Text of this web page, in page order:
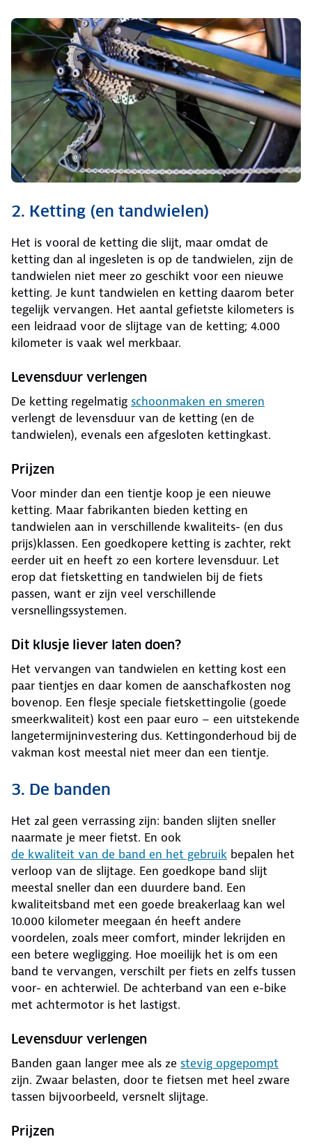
2. Ketting (en tandwielen)
Het is vooral de ketting die slijt, maar omdat de
ketting dan al ingesleten is op de tandwielen, zijn de
tandwielen niet meer zo geschikt voor een nieuwe
ketting. Je kunt tandwielen en ketting daarom beter
tegelijk vervangen. Het aantal gefietste kilometers is
een leidraad voor de slijtage van de ketting; 4.000
kilometer is vaak wel merkbaar.
Levensduur verlengen
De ketting regelmatig schoonmaken en smeren
verlengt de levensduur van de ketting (en de
tandwielen), evenals een afgesloten kettingkast.
Prijzen
Voor minder dan een tientje koop je een nieuwe
ketting. Maar fabrikanten bieden ketting en
tandwielen aan in verschillende kwaliteits- (en dus
prijs)klassen. Een goedkopere ketting is zachter, rekt
eerder uit en heeft zo een kortere levensduur. Let
erop dat fietsketting en tandwielen bij de fiets
passen, want er zijn veel verschillende
versnellingssystemen.
Dit klusje liever laten doen?
Het vervangen van tandwielen en ketting kost een
paar tientjes en daar komen de aanschafkosten nog
bovenop. Een flesje speciale fietskettingolie (goede
smeerkwaliteit) kost een paar euro – een uitstekende
langetermijninvestering dus. Kettingonderhoud bij de
vakman kost meestal niet meer dan een tientje.
3. De banden
Het zal geen verrassing zijn: banden slijten sneller
naarmate je meer fietst. En ook
de kwaliteit van de band en het gebruik bepalen het
verloop van de slijtage. Een goedkope band slijt
meestal sneller dan een duurdere band. Een
kwaliteitsband met een goede breakerlaag kan wel
10.000 kilometer meegaan én heeft andere
voordelen, zoals meer comfort, minder lekrijden en
een betere wegligging. Hoe moeilijk het is om een
band te vervangen, verschilt per fiets en zelfs tussen
voor- en achterwiel. De achterband van een e-bike
met achtermotor is het lastigst.
Levensduur verlengen
Banden gaan langer mee als ze stevig opgepompt
zijn. Zwaar belasten, door te fietsen met heel zware
tassen bijvoorbeeld, versnelt slijtage.
Prijzen